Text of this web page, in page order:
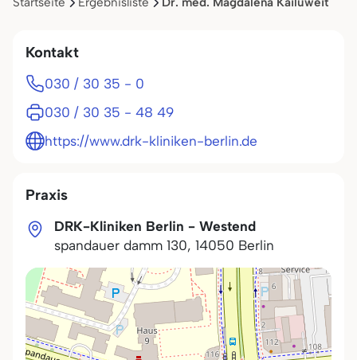
Praxis
DRK-Kliniken Berlin - Westend
spandauer damm 130, 14050 Berlin
Kontakt
030 / 30 35 - 0
030 / 30 35 - 48 49
https://www.drk-kliniken-berlin.de